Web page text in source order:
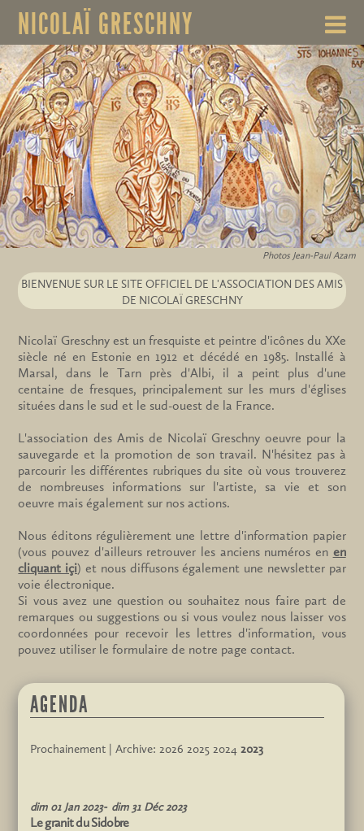
NICOLAÏ GRESCHNY
Photos Jean-Paul Azam
BIENVENUE SUR LE SITE OFFICIEL DE L'ASSOCIATION DES AMIS
DE NICOLAÏ GRESCHNY
Nicolaï Greschny est un fresquiste et peintre d'icônes du XXe
siècle né en Estonie en 1912 et décédé en 1985. Installé à
Marsal, dans le Tarn près d'Albi, il a peint plus d'une
centaine de fresques, principalement sur les murs d'églises
situées dans le sud et le sud-ouest de la France.
L'association des Amis de Nicolaï Greschny oeuvre pour la
sauvegarde et la promotion de son travail. N'hésitez pas à
parcourir les différentes rubriques du site où vous trouverez
de nombreuses informations sur l'artiste, sa vie et son
oeuvre mais également sur nos actions.
Nous éditons régulièrement une lettre d'information papier
(vous pouvez d'ailleurs retrouver les anciens numéros en en
cliquant içi) et nous diffusons également une newsletter par
voie électronique.
Si vous avez une question ou souhaitez nous faire part de
remarques ou suggestions ou si vous voulez nous laisser vos
coordonnées pour recevoir les lettres d'information, vous
pouvez utiliser le formulaire de notre page contact.
AGENDA
Prochainement | Archive:2026 2025 2024 2023
dim 01 Jan 2023 dim 31 Déc 2023
Le granit du Sidobre